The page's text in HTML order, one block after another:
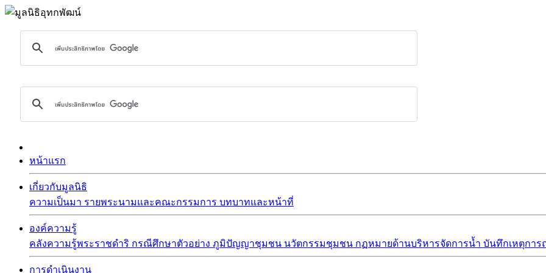
หน้าแรก
เกี่ยวกับมูลนิธิ
ความเป็นมา รายพระนามและคณะกรรมการ บทบาทและหน้าที่
องค์ความรู้
คลังความรู้พระราชดำริ กรณีศึกษาตัวอย่าง ภูมิปัญญาชุมชน นวัตกรรมชุมชน กฏหมายด้านบริหารจัดการน้ำ บันทึกเหตุกา
การดำเนินงาน